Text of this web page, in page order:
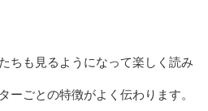
ちも見るようになって楽しく読み
ーごとの特徴がよく伝わります。